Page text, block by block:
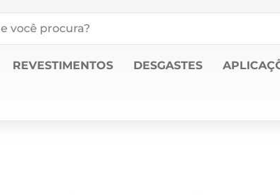
REVESTIMENTOS DESGASTES